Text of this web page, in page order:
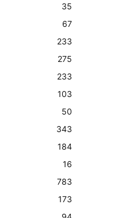
35
67
233
275
233
103
50
343
184
16
783
173